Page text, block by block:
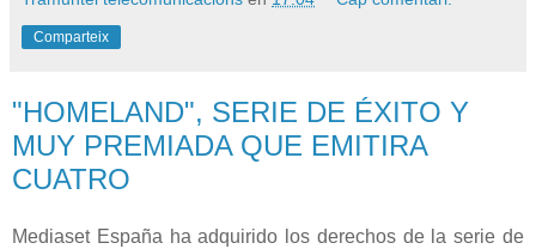
Comparteix
"HOMELAND", SERIE DE ÉXITO Y
MUY PREMIADA QUE EMITIRA
CUATRO
Mediaset España ha adquirido los derechos de la serie de